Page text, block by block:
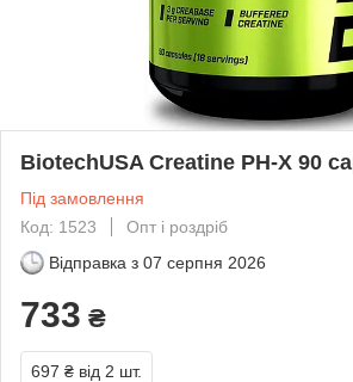
BiotechUSA Creatine PH-X 90
Під замовлення
Код: 1523
Опт і роздріб
Відправка з 07 серпня 2026
733 ₴
697 ₴ від 2 шт.